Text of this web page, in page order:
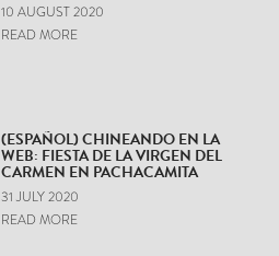
10 AUGUST 2020
READ MORE
(ESPAÑOL) CHINEANDO EN LA
WEB: FIESTA DE LA VIRGEN DEL
CARMEN EN PACHACAMITA
31 JULY 2020
READ MORE